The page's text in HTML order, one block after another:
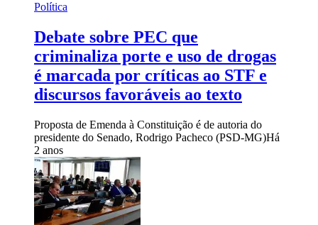
Política
Debate sobre PEC que
criminaliza porte e uso de drogas
é marcada por críticas ao STF e
discursos favoráveis ao texto
Proposta de Emenda à Constituição é de autoria do
presidente do Senado, Rodrigo Pacheco (PSD-MG)Há
2 anos